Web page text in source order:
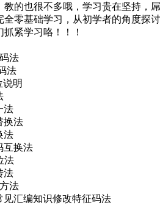
的也很不多哦，学习贵在坚持，
全零基础学习，从初学者的角度
紧学习咯！！！
法
法
说明
法
换法
法
互换法
法
法
法
见汇编知识修改特征码法